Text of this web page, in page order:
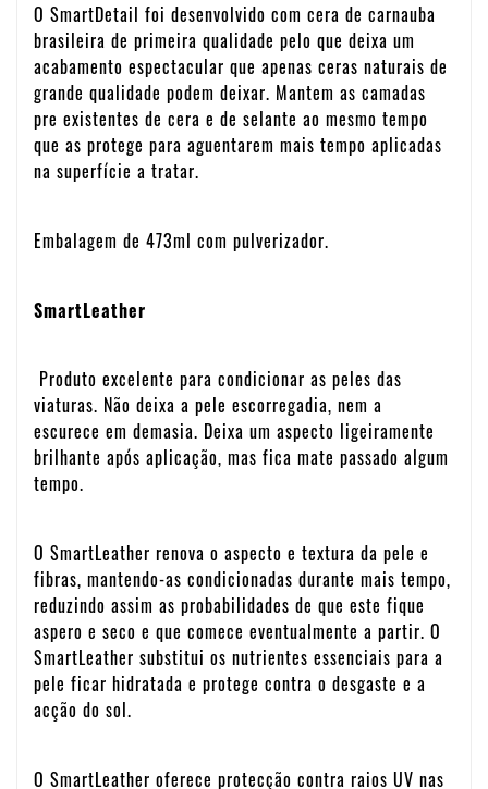
O SmartDetail foi desenvolvido com cera de carnauba
brasileira de primeira qualidade pelo que deixa um
acabamento espectacular que apenas ceras naturais de
grande qualidade podem deixar. Mantem as camadas
pre existentes de cera e de selante ao mesmo tempo
que as protege para aguentarem mais tempo aplicadas
na superfície a tratar.
Embalagem de 473ml com pulverizador.
SmartLeather
Produto excelente para condicionar as peles das
viaturas. Não deixa a pele escorregadia, nem a
escurece em demasia. Deixa um aspecto ligeiramente
brilhante após aplicação, mas fica mate passado algum
tempo.
O SmartLeather renova o aspecto e textura da pele e
fibras, mantendo-as condicionadas durante mais tempo,
reduzindo assim as probabilidades de que este fique
aspero e seco e que comece eventualmente a partir. O
SmartLeather substitui os nutrientes essenciais para a
pele ficar hidratada e protege contra o desgaste e a
acção do sol.
O SmartLeather oferece protecção contra raios UV nas